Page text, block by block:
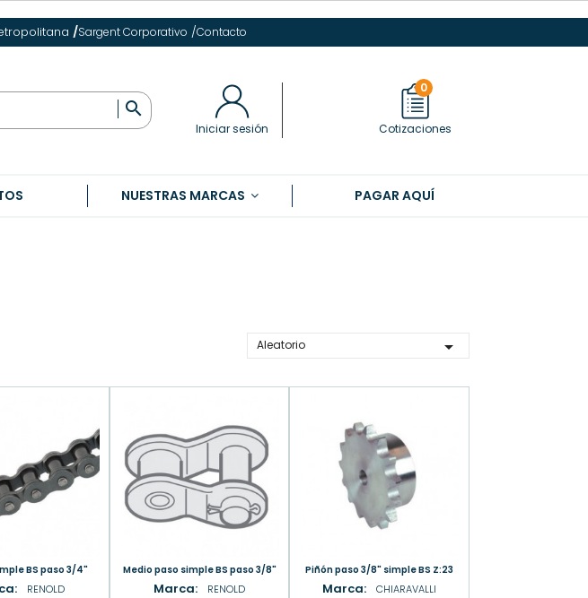
/Sargent Corporativo /Contacto

Iniciar sesión Cotizaciones
0
NUESTRAS MARCAS PAGAR AQUÍ
Aleatorio 
BS paso 3/4"
RENOLD
Medio paso simple BS paso 3/8"
Marca: RENOLD
Piñón paso 3/8" simple BS Z:23
Marca: CHIARAVALLI